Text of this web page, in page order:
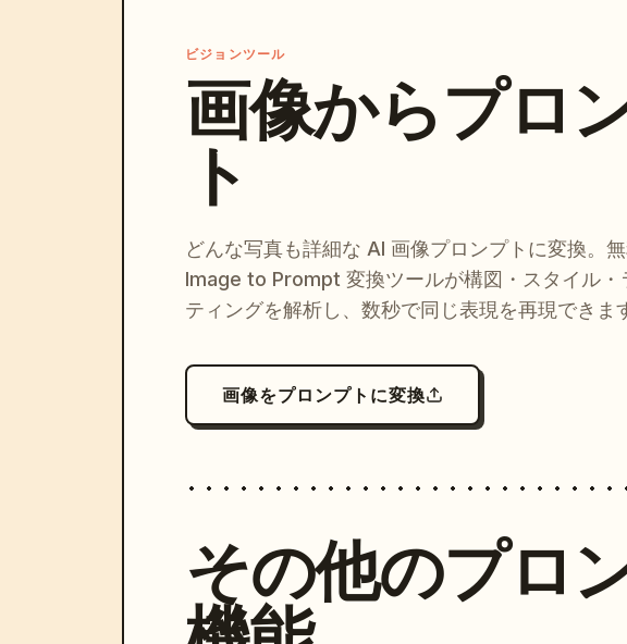
ビジョンツール
画像からプロ
ト
どんな写真も詳細な AI 画像プロンプトに変換。
Image to Prompt 変換ツールが構図・スタイル・
ティングを解析し、数秒で同じ表現を再現できま
画像をプロンプトに変換
その他のプロ